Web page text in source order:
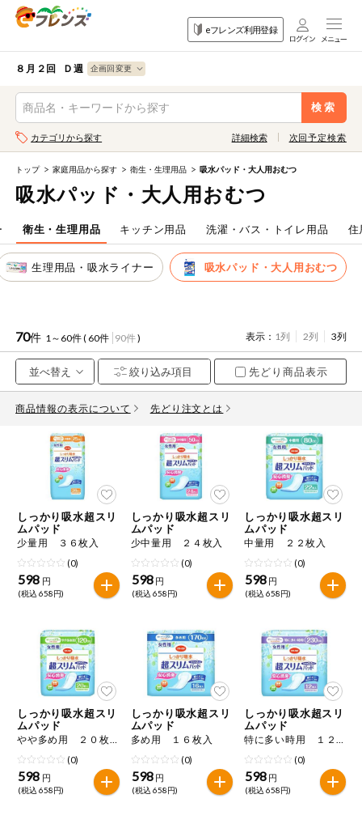
eフレンズ利用登録
ログイン
生協加入はこちら
登録から開始まで
注文番号注文
お気に入り注文
注文履歴注文
WEBカタログ
先着限定から探す
人気カテゴリ
食品から探す
家庭用品から探す
目的から探す
生協独自
自動注文システム登録
８月２回 Ｄ週
検索
食品
から探す
目的
から探す
果物
野菜
肉・ハム・ソ
ーセージ
魚介・加工品
米・雑穀など
パン・ジャム
豆腐・納豆・
こんにゃく
冷蔵おかず
冷凍食品
ミールキット
など
麺類
レトルト・缶
詰・瓶詰
調味料・だ
し・油・ルー
おやつ
飲料
果物すべて
カテゴリから探す 詳細検索
検索条件を指定してください。全項目に条件を指定しなくて
も検索できます。
キーワード
キーワードをすべて含む
メーカー名
カテゴリ
特価情報
アレルゲン情報
特定原材料と特定原材料に準ずるものが含まれていない商品
を検索できます。
小麦 卵
落花生 かに くるみ
特定原材料に準ずるもの
アーモンド あわび いか
カシューナッツ
次回予定検索
トップ 家庭用品から探す 衛生・生理用品 吸水パッド・大人用おむつ
吸水パッド・大人用おむつ
衛生・生理用品 キッチン用品 洗濯・バス・トイレ用品 住
生理用品・吸水ライナー 吸水パッド・大人用おむつ
70件 1～60件 ( 60件 90件) 表示： 1列 2列 3列
先どり商品表示
商品情報の表示について 先どり注文とは
しっかり吸水超スリ
ムパッド
少量用 ３６枚入
(0)
598 円
(税込 658円)
しっかり吸水超スリ
ムパッド
少中量用 ２４枚入
(0)
598 円
(税込 658円)
しっかり吸水超スリ
ムパッド
中量用 ２２枚入
(0)
598 円
(税込 658円)
しっかり吸水超スリ
ムパッド
やや多め用 ２０枚入
(0)
598 円
(税込 658円)
しっかり吸水超スリ
ムパッド
多め用 １６枚入
(0)
598 円
(税込 658円)
しっかり吸水超スリ
ムパッド
特に多い時用 １２枚入
(0)
598 円
(税込 658円)